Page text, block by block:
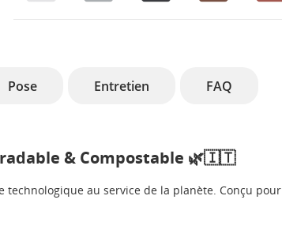
Pose Entretien FAQ
& Compostable 🌿🇮🇹
au service de la planète. Conçu